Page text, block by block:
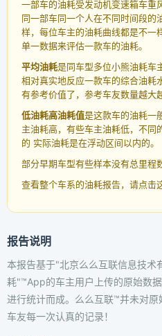
一部车的油耗受发动机变速箱车重
同一部车同一个人在不同时间段的
样，每位车主的油耗曲线都是不一
单一数据来评估一款车的油耗。
平均油耗是同车型多位小熊油耗车
相对真实地反应一款车的综合油耗
有参考价值了，参考车友数量越大
低油耗高油耗值是这款车的油耗一
主油耗高，有些车主油耗低，不同
的 实际油耗是在浮动区间以内的。
部分早期车型有些样本没有总里程
查看整个车系的油耗报告，请点击
报告说明
本报告基于"北京么么互联信息技术
耗"™App的车主用户上传的原始数
进行统计而成。么么互联™并未对
车友每一次认真的记录！